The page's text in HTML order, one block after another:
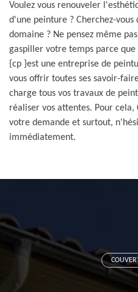
Voulez vous renouveler
d'une peinture ? Cherchez-vous
domaine ? Ne pensez même
gaspiller votre temps parce
{cp }est une entreprise de
vous offrir toutes ses savoir-
charge tous vos travaux de
réaliser vos attentes. Pour cela,
votre demande et surtout,
immédiatement.